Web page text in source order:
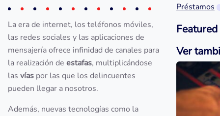
La era de internet, los teléfonos móviles,
las redes sociales y las aplicaciones de
mensajería ofrece infinidad de canales para
la realización de estafas, multiplicándose
las vías por las que los delincuentes
pueden llegar a nosotros.
Además, nuevas tecnologías como la
Préstamos
Ver